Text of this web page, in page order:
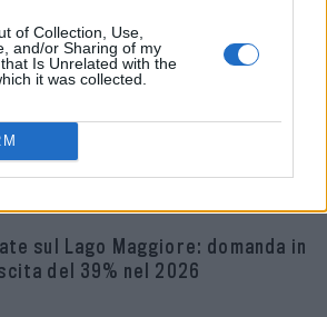
of Collection, Use,
and/or Sharing of my
Is Unrelated with the
it was collected.
sul Lago Maggiore: domanda in
del 39% nel 2026